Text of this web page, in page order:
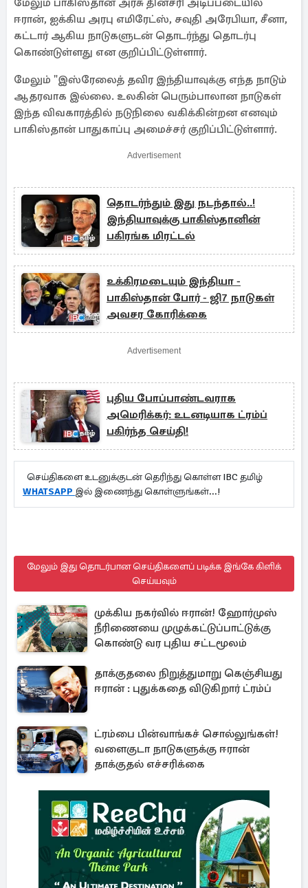
மேலும் பாகிஸ்தான் அரசு தினசரி அடிப்படையில்
ஈரான், ஐக்கிய அரபு எமிரேட்ஸ், சவுதி அரேபியா, சீனா,
கட்டார் ஆகிய நாடுகளுடன் தொடர்ந்து தொடர்பு
கொண்டுள்ளது என குறிப்பிட்டுள்ளார்.
மேலும் "இஸ்ரேலைத் தவிர இந்தியாவுக்கு எந்த நாடும்
ஆதரவாக இல்லை. உலகின் பெரும்பாலான நாடுகள்
இந்த விவகாரத்தில் நடுநிலை வகிக்கின்றன எனவும்
பாகிஸ்தான் பாதுகாப்பு அமைச்சர் குறிப்பிட்டுள்ளார்.
Advertisement
தொடர்ந்தும் இது நடந்தால்..!
இந்தியாவுக்கு பாகிஸ்தானின்
பகிரங்க மிரட்டல்
உக்கிரமடையும் இந்தியா -
பாகிஸ்தான் போர் - ஜி7 நாடுகள்
அவசர கோரிக்கை
Advertisement
புதிய போப்பாண்டவராக
அமெரிக்கர்: உடனடியாக ட்ரம்ப்
பகிர்ந்த செய்தி!
செய்திகளை உடனுக்குடன் தெரிந்து கொள்ள IBC தமிழ்
WHATSAPP இல் இணைந்து கொள்ளுங்கள்...!
மேலும் இது தொடர்பான செய்திகளைப் படிக்க இங்கே கிளிக்
செய்யவும்
முக்கிய நகர்வில் ஈரான்! ஹோர்முஸ்
நீரிணையை முழுக்கட்டுப்பாட்டுக்கு
கொண்டு வர புதிய சட்டமூலம்
தாக்குதலை நிறுத்துமாறு கெஞ்சியது
ஈரான் : புதுக்கதை விடுகிறார் ட்ரம்ப்
ட்ரம்பை பின்வாங்கச் சொல்லுங்கள்!
வளைகுடா நாடுகளுக்கு ஈரான்
தாக்குதல் எச்சரிக்கை